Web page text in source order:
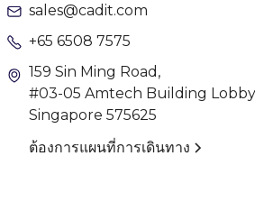
sales@cadit.com
+65 6508 7575
159 Sin Ming Road,
#03-05 Amtech Building
Singapore 575625
ต้องการแผนที่การเดินทาง